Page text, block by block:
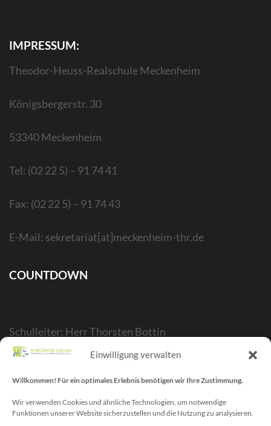
Einwilligung verwalten
Willkommen! Für ein optimales Erlebnis benötigen wir Ihre Zustimmung.
Wir verwenden Cookies und ähnliche Technologien, um notwendige
Funktionen unserer Website sicherzustellen und die Nutzung zu analysieren.
IMPRESSUM:
Theodor-Heuss-Realschule Meckenheim
Königsbergerstr. 30
53340 Meckenheim
Tel: (02 22 5) – 91 74 41
Fax: (02 22 5) – 91 74 43
E-Mail: sekretariat[at]meckenheim-thr.de
COUNTDOWN
Schulleiter: Herr Thorsten Bottin
Stellvertr. Schulleiter: Herr Kelubia Ekoemeye
Webmaster/SV-Blog: Herr Maurice Gangl
E-Mail: webmaster[at]meckenheim-thr.de
MINT-Blog: Herr Christoph Köchling